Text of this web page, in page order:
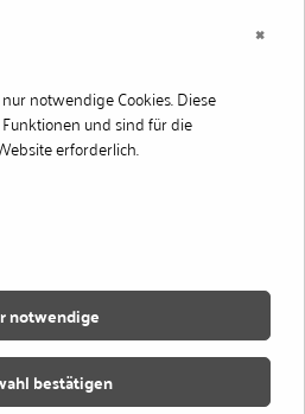
×
notwendige Cookies. Diese
und sind für die
erforderlich.
notwendige
bestätigen